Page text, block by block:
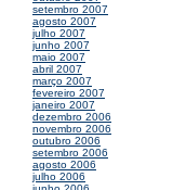
setembro 2007
agosto 2007
julho 2007
junho 2007
maio 2007
abril 2007
março 2007
fevereiro 2007
janeiro 2007
dezembro 2006
novembro 2006
outubro 2006
setembro 2006
agosto 2006
julho 2006